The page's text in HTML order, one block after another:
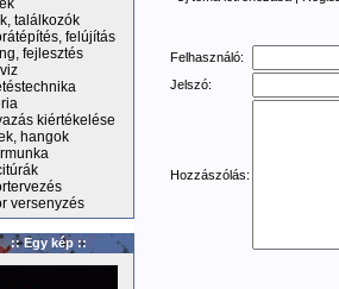
találkozók
felújítás
fejlesztés
kiértékelése
hangok
versenyzés
:: Egy kép ::
Felhasználó:
Jelszó:
Hozzászólás: